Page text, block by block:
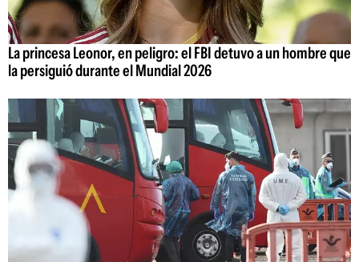
La princesa Leonor, en peligro: el FBI detuvo a un hombre que
la persiguió durante el Mundial 2026